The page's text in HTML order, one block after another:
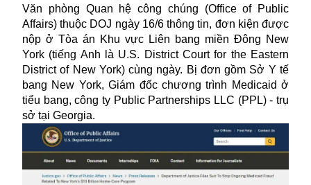
Văn phòng Quan hệ công chúng (Office of Public
Affairs) thuộc DOJ ngày 16/6 thông tin, đơn kiện được
nộp ở Tòa án Khu vực Liên bang miền Đông New
York (tiếng Anh là U.S. District Court for the Eastern
District of New York) cùng ngày. Bị đơn gồm Sở Y tế
bang New York, Giám đốc chương trình Medicaid ở
tiểu bang, công ty Public Partnerships LLC (PPL) - trụ
sở tại Georgia.